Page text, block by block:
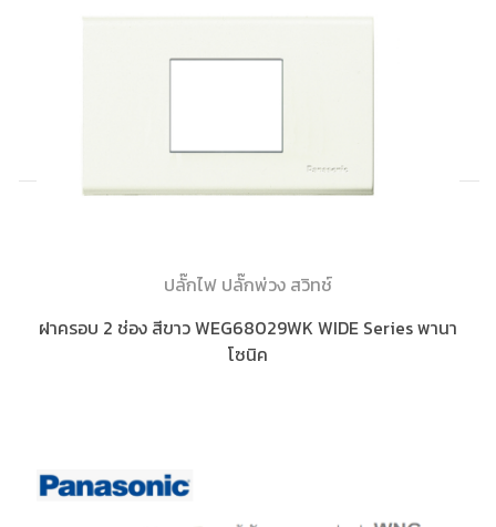
ปลั๊กไฟ ปลั๊กพ่วง สวิทช์
ฝาครอบ 2 ช่อง สีขาว WEG68029WK WIDE Series พานา
โซนิค